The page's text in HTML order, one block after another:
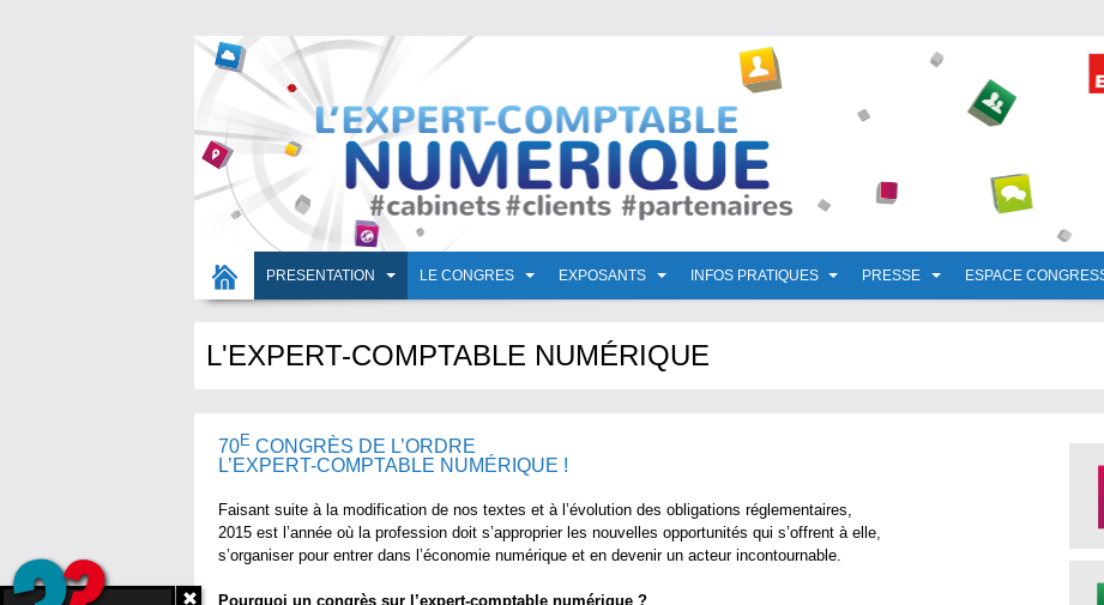
PRESENTATION LE CONGRES EXPOSANTS INFOS PRATIQUES PRESSE ESPACE
L'EXPERT-COMPTABLE NUMÉRIQUE
70E CONGRÈS DE L’ORDRE
L’EXPERT-COMPTABLE NUMÉRIQUE !
Faisant suite à la modification de nos textes et à l’évolution des obligations réglementaires,
2015 est l’année où la profession doit s’approprier les nouvelles opportunités qui s’offrent à elle,
s’organiser pour entrer dans l’économie numérique et en devenir un acteur incontournable.
Pourquoi un congrès sur l’expert-comptable numérique ?